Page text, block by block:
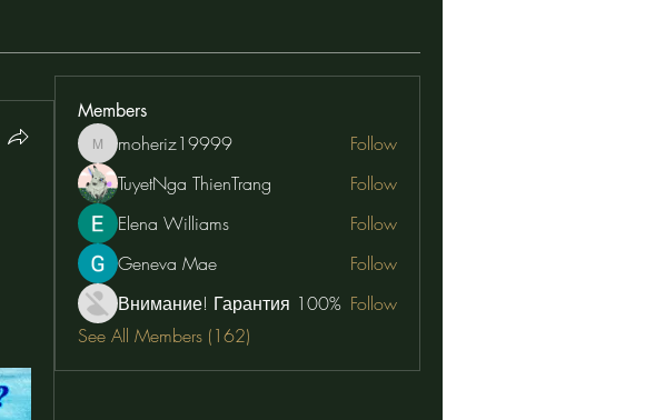
Members
moheriz19999
moheriz19999
Follow
TuyetNga ThienTrang
Follow
Elena Williams
Follow
Geneva Mae
Follow
Внимание! Гарантия 100% Follow
See All Members (162)